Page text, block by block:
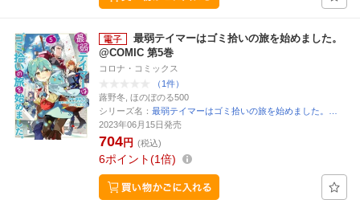
最弱テイマーはゴミ拾いの旅を始めました。
@COMIC 第5巻
コロナ・コミックス
（1件）
蕗野冬, ほのぼのる500
シリーズ名： 最弱テイマーはゴミ拾いの旅を始めました。…
2023年06月15日発売
704円 (税込)
6ポイント 1倍